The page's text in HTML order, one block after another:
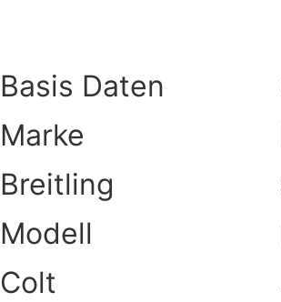
Basis Daten
Marke
Breitling
Modell
Colt